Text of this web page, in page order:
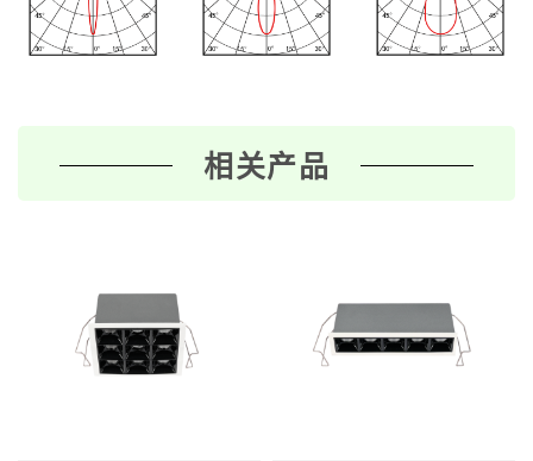
相关产品